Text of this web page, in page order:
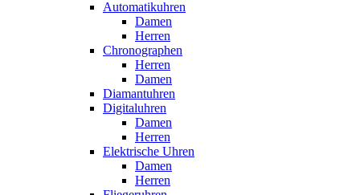
Automatikuhren
Damen
Herren
Chronographen
Herren
Damen
Diamantuhren
Digitaluhren
Damen
Herren
Elektrische Uhren
Damen
Herren